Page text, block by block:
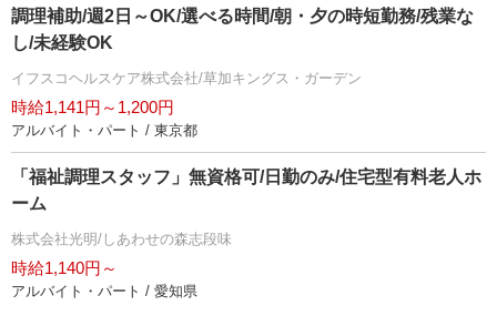
調理補助/週2日～OK/選べる時間/朝・夕の時短勤務/残業な
し/未経験OK
イフスコヘルスケア株式会社/草加キングス・ガーデン
時給1,141円～1,200円
アルバイト・パート / 東京都
「福祉調理スタッフ」無資格可/日勤のみ/住宅型有料老人ホ
ーム
株式会社光明/しあわせの森志段味
時給1,140円～
アルバイト・パート / 愛知県